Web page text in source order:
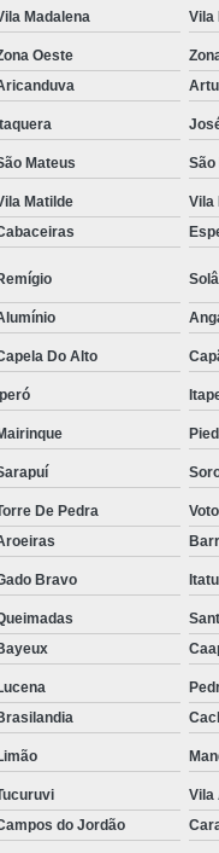
Madalena Vila
Oeste
Mateus São
Matilde Vila
Do Alto
De Pedra
Bravo
Vila
do Jordão